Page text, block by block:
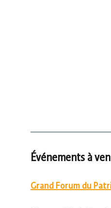
Événements à
Grand Forum du